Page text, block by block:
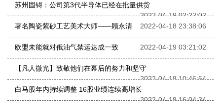
苏州固锝：公司第3代半导体已经在批量供货
2022-04-19 02:22:02
著名陶瓷紫砂工艺美术大师——顾永清
2022-04-18 23:38:06
欧盟未能就对俄油气禁运达成一致 2022-04-19 03:21:02
【凡人微光】致敬他们在幕后的努力和坚守
2022-04-18 10:46:54
白马股年内持续调整 16股业绩连续高增长
2022-04-18 16:04:34